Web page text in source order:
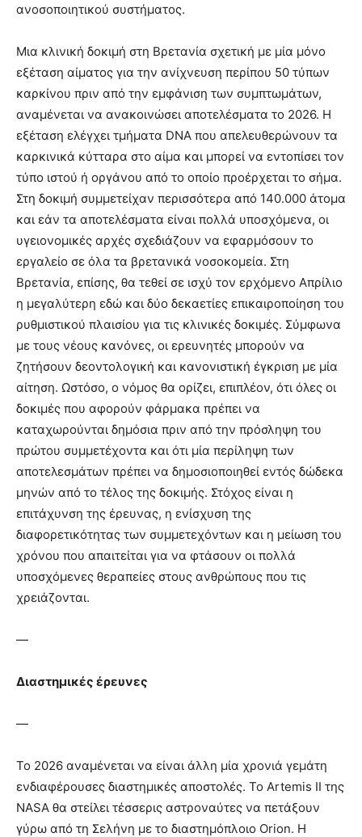
ανοσοποιητικού συστήματος.
Μια κλινική δοκιμή στη Βρετανία σχετική με μία μόνο
εξέταση αίματος για την ανίχνευση περίπου 50 τύπων
καρκίνου πριν από την εμφάνιση των συμπτωμάτων,
αναμένεται να ανακοινώσει αποτελέσματα το 2026. Η
εξέταση ελέγχει τμήματα DNA που απελευθερώνουν τα
καρκινικά κύτταρα στο αίμα και μπορεί να εντοπίσει τον
τύπο ιστού ή οργάνου από το οποίο προέρχεται το σήμα.
Στη δοκιμή συμμετείχαν περισσότερα από 140.000 άτομα
και εάν τα αποτελέσματα είναι πολλά υποσχόμενα, οι
υγειονομικές αρχές σχεδιάζουν να εφαρμόσουν το
εργαλείο σε όλα τα βρετανικά νοσοκομεία. Στη
Βρετανία, επίσης, θα τεθεί σε ισχύ τον ερχόμενο Απρίλιο
η μεγαλύτερη εδώ και δύο δεκαετίες επικαιροποίηση του
ρυθμιστικού πλαισίου για τις κλινικές δοκιμές. Σύμφωνα
με τους νέους κανόνες, οι ερευνητές μπορούν να
ζητήσουν δεοντολογική και κανονιστική έγκριση με μία
αίτηση. Ωστόσο, ο νόμος θα ορίζει, επιπλέον, ότι όλες οι
δοκιμές που αφορούν φάρμακα πρέπει να
καταχωρούνται δημόσια πριν από την πρόσληψη του
πρώτου συμμετέχοντα και ότι μία περίληψη των
αποτελεσμάτων πρέπει να δημοσιοποιηθεί εντός δώδεκα
μηνών από το τέλος της δοκιμής. Στόχος είναι η
επιτάχυνση της έρευνας, η ενίσχυση της
διαφορετικότητας των συμμετεχόντων και η μείωση του
χρόνου που απαιτείται για να φτάσουν οι πολλά
υποσχόμενες θεραπείες στους ανθρώπους που τις
χρειάζονται.
—
Διαστημικές έρευνες
—
Το 2026 αναμένεται να είναι άλλη μία χρονιά γεμάτη
ενδιαφέρουσες διαστημικές αποστολές. Το Artemis II της
NASA θα στείλει τέσσερις αστροναύτες να πετάξουν
γύρω από τη Σελήνη με το διαστημόπλοιο Orion. Η